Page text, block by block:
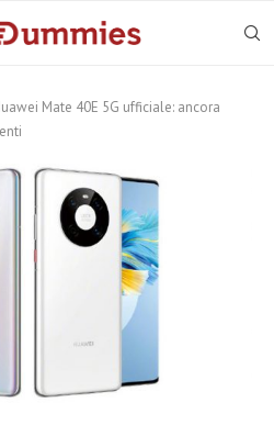
Mate 40E 5G ufficiale: ancora